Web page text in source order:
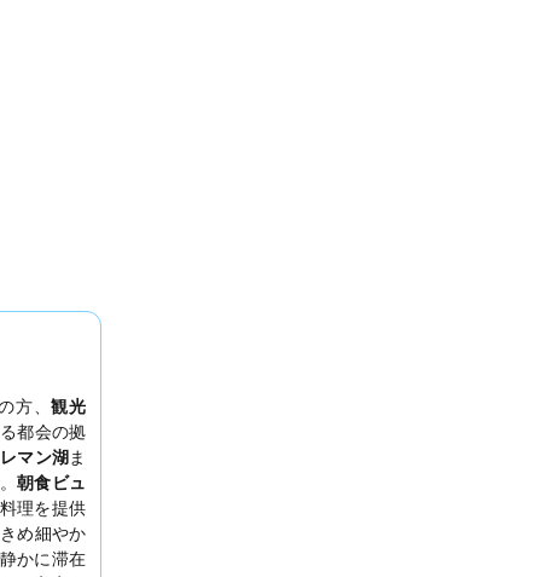
方、観光
都会の拠
レマン湖ま
朝食ビュ
理を提供
め細やか
かに滞在